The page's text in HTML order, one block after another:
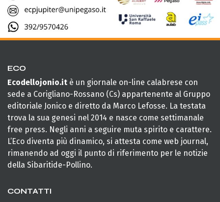
ECO
Ecodellojonio.it è un giornale on-line calabrese con
sede a Corigliano-Rossano (Cs) appartenente al Gruppo
editoriale Jonico e diretto da Marco Lefosse. La testata
trova la sua genesi nel 2014 e nasce come settimanale
free press. Negli anni a seguire muta spirito e carattere.
L’Eco diventa più dinamico, si attesta come web journal,
rimanendo ad oggi il punto di riferimento per le notizie
della Sibaritide-Pollino.
CONTATTI